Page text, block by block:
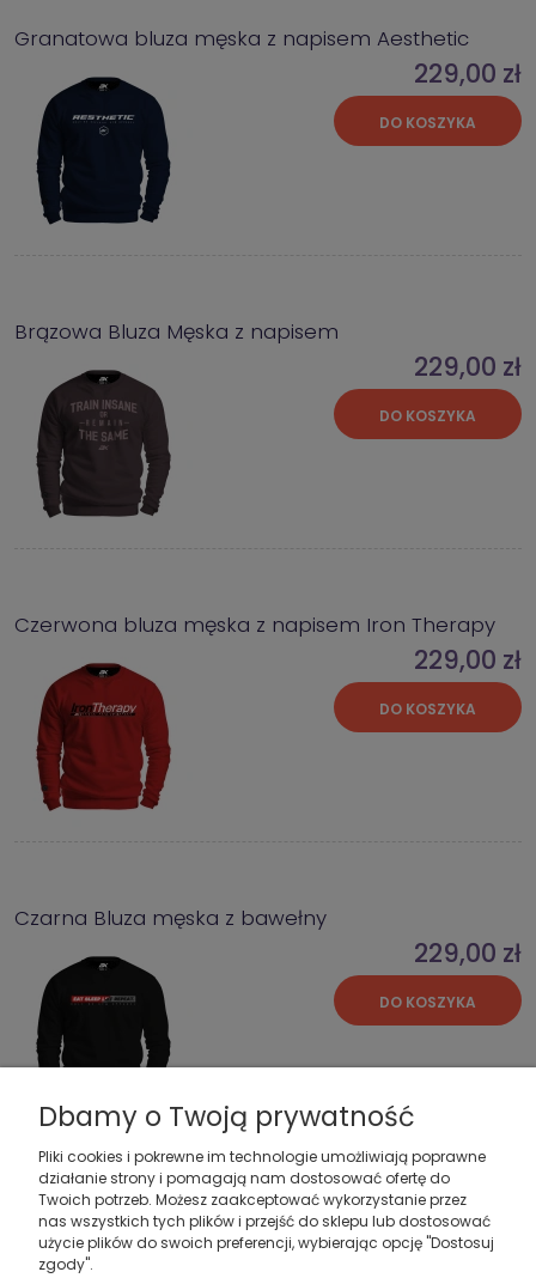
Granatowa bluza męska z napisem Aesthetic
229,00 zł
DO KOSZYKA
Brązowa Bluza Męska z napisem
229,00 zł
DO KOSZYKA
Czerwona bluza męska z napisem Iron Therapy
229,00 zł
DO KOSZYKA
Czarna Bluza męska z bawełny
229,00 zł
DO KOSZYKA
Czarna klasyczna bluza męska HERCULES
229,00 zł
Dbamy o Twoją prywatność
Pliki cookies i pokrewne im technologie umożliwiają poprawne
działanie strony i pomagają nam dostosować ofertę do
Twoich potrzeb. Możesz zaakceptować wykorzystanie przez
nas wszystkich tych plików i przejść do sklepu lub dostosować
użycie plików do swoich preferencji, wybierając opcję "Dostosuj
zgody".